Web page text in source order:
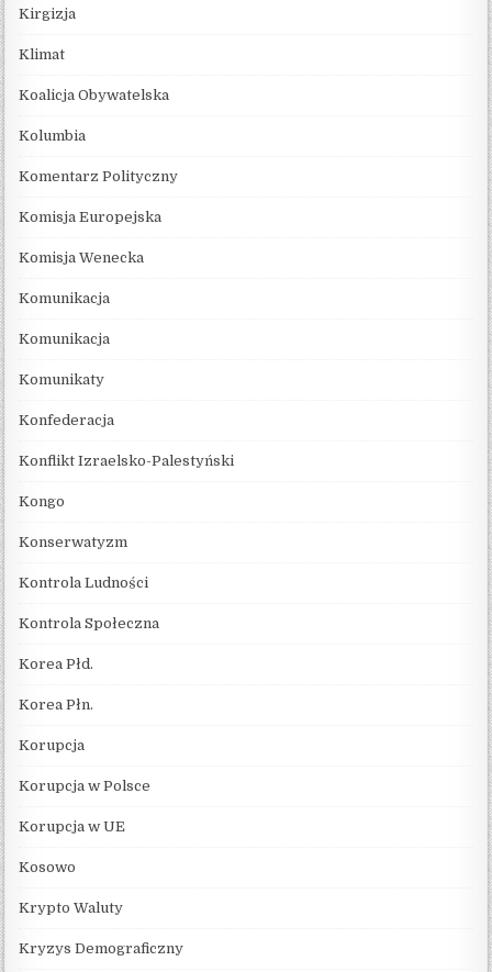
Kirgizja
Klimat
Koalicja Obywatelska
Kolumbia
Komentarz Polityczny
Komisja Europejska
Komisja Wenecka
Komunikacja
Komunikacja
Komunikaty
Konfederacja
Konflikt Izraelsko-Palestyński
Kongo
Konserwatyzm
Kontrola Ludności
Kontrola Społeczna
Korea Płd.
Korea Płn.
Korupcja
Korupcja w Polsce
Korupcja w UE
Kosowo
Krypto Waluty
Kryzys Demograficzny